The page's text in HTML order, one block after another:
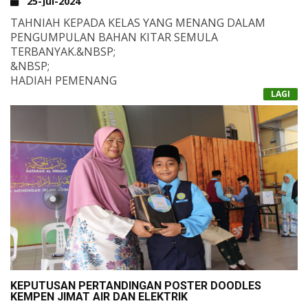
DITUNJUKKAN AKAN MEMBAWA KEJAYAAN
GEMILANG!
TAHNIAH KEPADA KELAS YANG MENANG DALAM
PENGUMPULAN BAHAN KITAR SEMULA
TERBANYAK.&NBSP;
&NBSP;
HADIAH PEMENANG
NO 2 = RM30
&NBSP;
TAHUN 1
PERTAMA: 1 UMAR
KEDUA: 1 HAMZAH
KETIGA: 1 ZAID
&NBSP;
TAHUN 2
PERTAMA: 2 UTHMAN
KEDUA: 2 ZAID
KETIGA: 2 ALI
&NBSP;
TAHUN 3
PERTAMA: 3 ABU BAKAR
KEDUA: 3 UTHMAN
KETIGA: 3 UMAR
LAGI
KEPUTUSAN PERTANDINGAN POSTER DOODLES
KEMPEN JIMAT AIR DAN ELEKTRIK